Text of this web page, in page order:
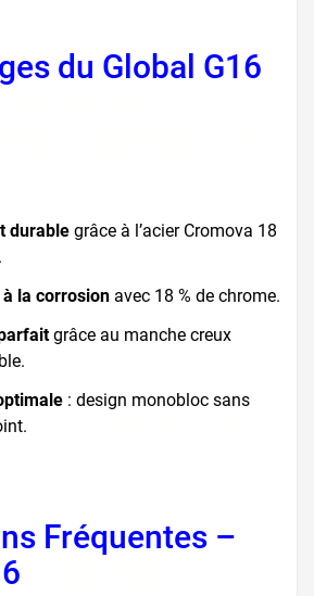
du Global G16
durable grâce à l’acier Cromova 18
la corrosion avec 18 % de chrome.
grâce au manche creux
: design monobloc sans
Fréquentes –